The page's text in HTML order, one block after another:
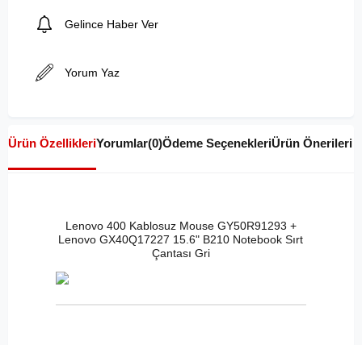
Gelince Haber Ver
Yorum Yaz
Ürün ÖzellikleriYorumlar(0)Ödeme SeçenekleriÜrün Önerileri
Lenovo 400 Kablosuz Mouse GY50R91293 +
Lenovo GX40Q17227 15.6" B210 Notebook Sırt
Çantası Gri